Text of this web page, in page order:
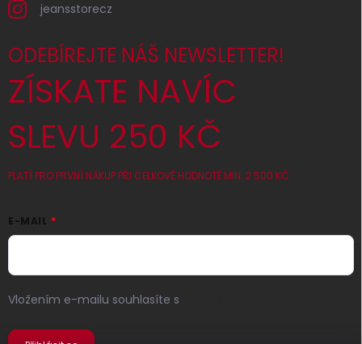
jeansstorecz
ODEBÍREJTE NÁŠ NEWSLETTER!
ZÍSKATE NAVÍC
SLEVU 250 KČ
PLATÍ PRO PRVNÍ NÁKUP PŘI CELKOVÉ HODNOTĚ MIN. 2 500 KČ
E-MAIL
Vložením e-mailu souhlasíte s